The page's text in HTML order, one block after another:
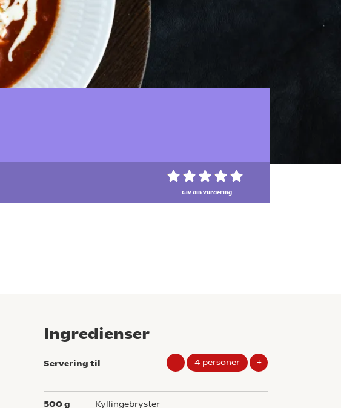
Giv din vurdering
Ingredienser
Servering til - 4 personer +
500g kyllingebryster